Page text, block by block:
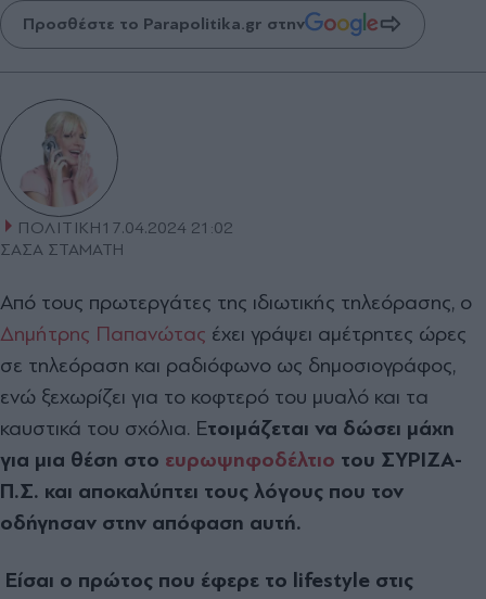
Προσθέστε το Parapolitika.gr στην
ΠΟΛΙΤΙΚΗ17.04.2024 21:02
ΣΑΣΑ ΣΤΑΜΑΤΗ
Από τους πρωτεργάτες της ιδιωτικής τηλεόρασης, ο
Δημήτρης Παπανώτας έχει γράψει αμέτρητες ώρες
σε τηλεόραση και ραδιόφωνο ως δημοσιογράφος,
ενώ ξεχωρίζει για το κοφτερό του μυαλό και τα
καυστικά του σχόλια. Ετοιμάζεται να δώσει μάχη
για μια θέση στο ευρωψηφοδέλτιο του ΣΥΡΙΖΑ-
Π.Σ. και αποκαλύπτει τους λόγους που τον
οδήγησαν στην απόφαση αυτή.
Είσαι ο πρώτος που έφερε το lifestyle στις